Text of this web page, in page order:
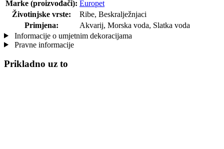
Marke (proizvođači): Europet
Životinjske vrste:
Ribe, Beskralježnjaci
Primjena:
Akvarij, Morska voda, Slatka voda
Informacije o umjetnim dekoracijama
Pravne informacije
Prikladno uz to